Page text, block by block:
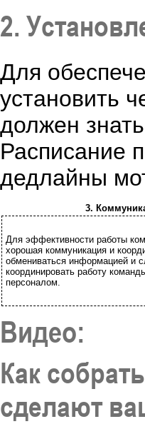
2.
Для
установить
должен
Расписание
дедлайны
3.
Для эффективности работы
хорошая коммуникация и
обмениваться информацией и
координировать работу
персоналом.
Видео:
Как
сделают